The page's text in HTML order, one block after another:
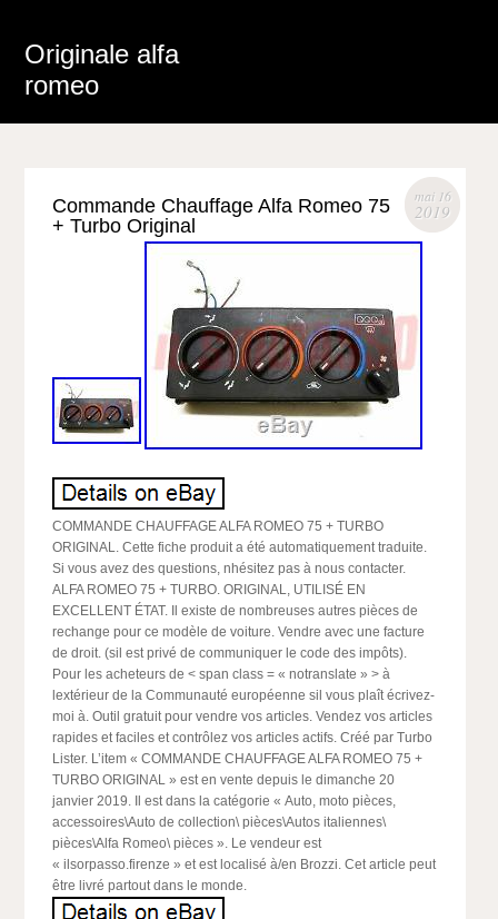
Originale alfa
romeo
mai 16
2019
Commande Chauffage Alfa Romeo 75
+ Turbo Original
COMMANDE CHAUFFAGE ALFA ROMEO 75 + TURBO
ORIGINAL. Cette fiche produit a été automatiquement traduite.
Si vous avez des questions, nhésitez pas à nous contacter.
ALFA ROMEO 75 + TURBO. ORIGINAL, UTILISÉ EN
EXCELLENT ÉTAT. Il existe de nombreuses autres pièces de
rechange pour ce modèle de voiture. Vendre avec une facture
de droit. (sil est privé de communiquer le code des impôts).
Pour les acheteurs de < span class = « notranslate » > à
lextérieur de la Communauté européenne sil vous plaît écrivez-
moi à. Outil gratuit pour vendre vos articles. Vendez vos articles
rapides et faciles et contrôlez vos articles actifs. Créé par Turbo
Lister. L’item « COMMANDE CHAUFFAGE ALFA ROMEO 75 +
TURBO ORIGINAL » est en vente depuis le dimanche 20
janvier 2019. Il est dans la catégorie « Auto, moto pièces,
accessoires\Auto de collection\ pièces\Autos italiennes\
pièces\Alfa Romeo\ pièces ». Le vendeur est
« ilsorpasso.firenze » et est localisé à/en Brozzi. Cet article peut
être livré partout dans le monde.